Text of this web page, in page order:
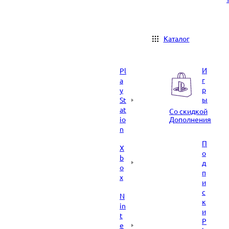
Каталог
Pl
a
y
St
at
io
n
X
b
o
x
N
in
t
e
И
г
р
ы
Со скидкой
Дополнения
П
о
д
п
и
с
к
и
P